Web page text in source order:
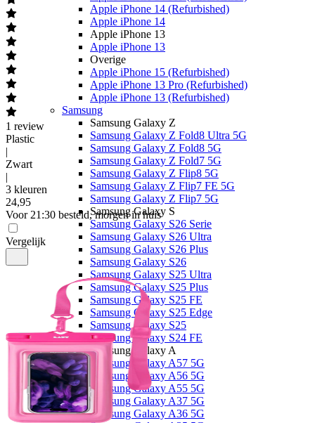
Apple iPhone 14 (Refurbished)
Apple iPhone 14
Apple iPhone 13
Apple iPhone 13
Overige
Apple iPhone 15 (Refurbished)
Apple iPhone 13 Pro (Refurbished)
Apple iPhone 13 (Refurbished)
Samsung
Samsung Galaxy Z
Samsung Galaxy Z Fold8 Ultra 5G
Samsung Galaxy Z Fold8 5G
Samsung Galaxy Z Fold7 5G
Samsung Galaxy Z Flip8 5G
Samsung Galaxy Z Flip7 FE 5G
Samsung Galaxy Z Flip7 5G
Samsung Galaxy S
Samsung Galaxy S26 Serie
Samsung Galaxy S26 Ultra
Samsung Galaxy S26 Plus
Samsung Galaxy S26
Samsung Galaxy S25 Ultra
Samsung Galaxy S25 Plus
Samsung Galaxy S25 FE
Samsung Galaxy S25 Edge
Samsung Galaxy S25
Samsung Galaxy S24 FE
Samsung Galaxy A
Samsung Galaxy A57 5G
Samsung Galaxy A56 5G
Samsung Galaxy A55 5G
Samsung Galaxy A37 5G
Samsung Galaxy A36 5G
1 review
Plastic
|
Zwart
|
3 kleuren
24,95
Voor 21:30 besteld, morgen in huis
Vergelijk